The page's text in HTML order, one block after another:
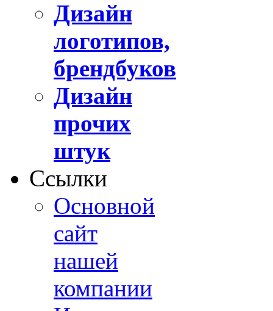
Дизайн
логотипов,
брендбуков
Дизайн
прочих
штук
Ссылки
Основной
сайт
нашей
компании